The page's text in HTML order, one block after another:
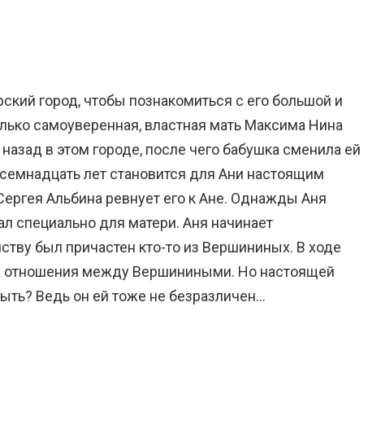
город, чтобы познакомиться с его большой и
самоуверенная, властная мать Максима Нина
в этом городе, после чего бабушка сменила ей
лет становится для Ани настоящим
Альбина ревнует его к Ане. Однажды Аня
специально для матери. Аня начинает
был причастен кто-то из Вершининых. В ходе
отношения между Вершиниными. Но настоящей
Ведь он ей тоже не безразличен…